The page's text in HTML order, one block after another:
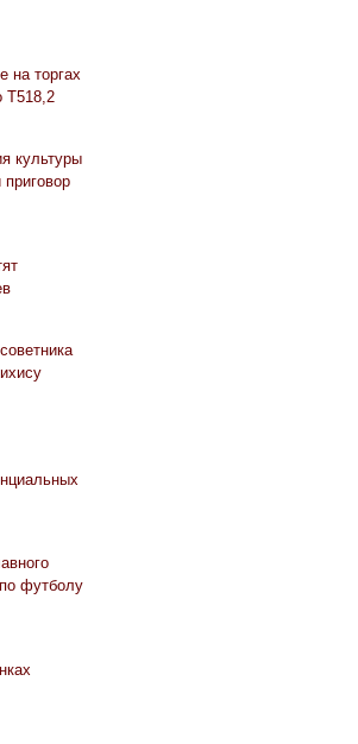
на торгах
Т518,2
культуры
футболу